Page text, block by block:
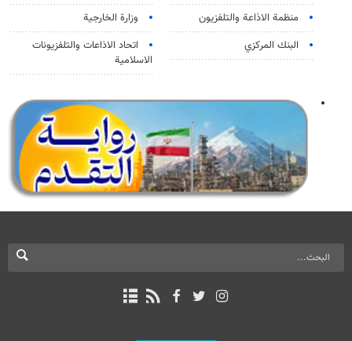
منظمة الاذاعة والتلفزیون
وزارة الخارجية
البنك المركزي
اتحاد الاذاعات والتلفزيونات
الاسلامية